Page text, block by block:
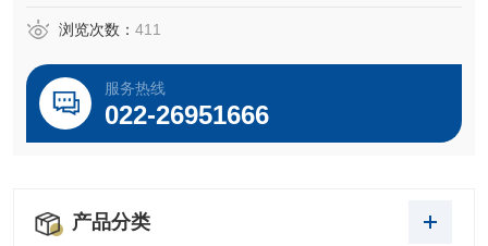
浏览次数： 411
服务热线
022-26951666
产品分类